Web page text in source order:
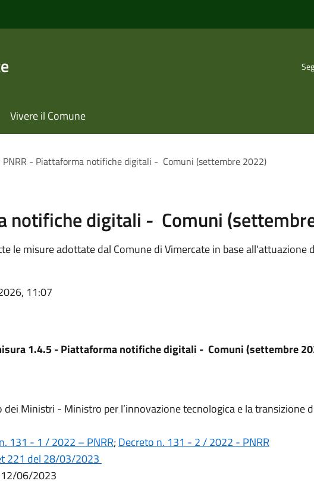
Vivere il Comune
PNRR - Piattaforma notifiche digitali - Comuni (settembre 2022)
notifiche digitali - Comuni
le misure adottate dal Comune di Vimercate in base all'attuazione
11:07
1.4.5 - Piattaforma notifiche digitali - Comuni (settembre
dei Ministri - Ministro per l’innovazione tecnologica e la transizione
131 - 1 / 2022 – PNRR; Decreto n. 131 - 2 / 2022 - PNRR
221 del 28/03/2023
12/06/2023